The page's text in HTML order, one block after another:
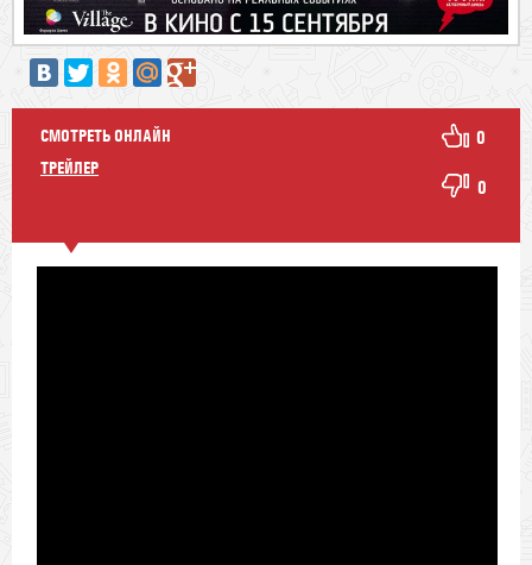
СМОТРЕТЬ ОНЛАЙН
ТРЕЙЛЕР
0
0